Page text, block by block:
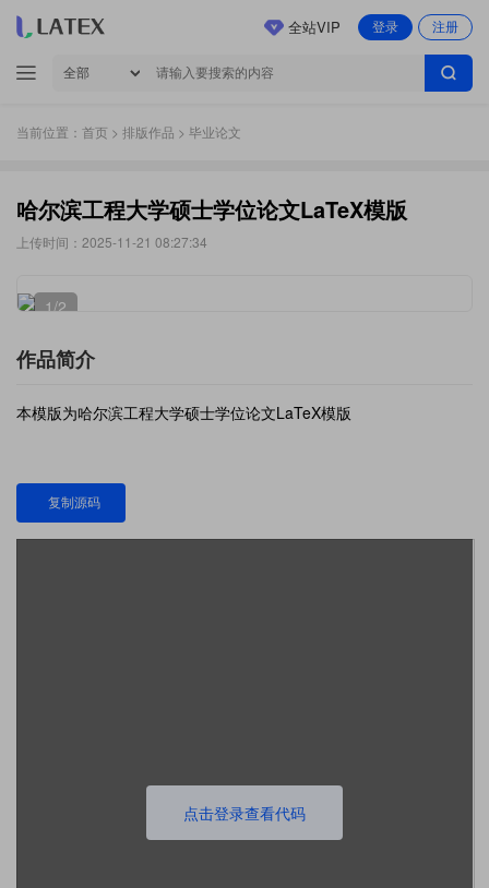
登录 注册
全站VIP
当前位置： 首页 > 排版作品 > 毕业论文
哈尔滨工程大学硕士学位论文LaTeX模版
上传时间：2025-11-21 08:27:34
1/2
作品简介
本模版为哈尔滨工程大学硕士学位论文LaTeX模版
复制源码
点击登录查看代码